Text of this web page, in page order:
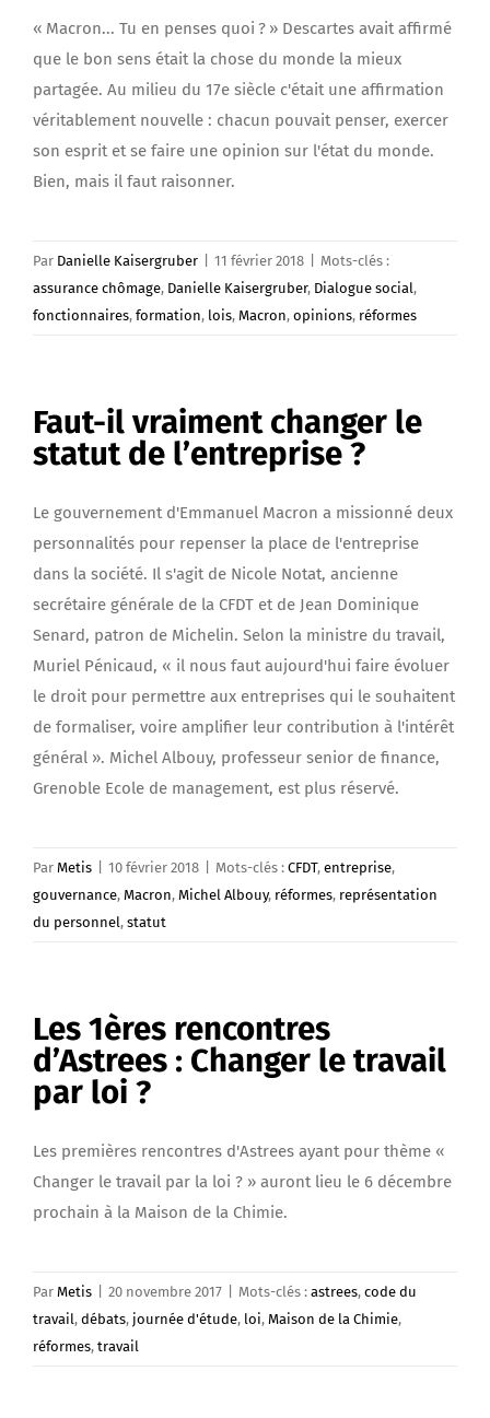
« Macron... Tu en penses quoi ? » Descartes avait affirmé
que le bon sens était la chose du monde la mieux
partagée. Au milieu du 17e siècle c'était une affirmation
véritablement nouvelle : chacun pouvait penser, exercer
son esprit et se faire une opinion sur l'état du monde.
Bien, mais il faut raisonner.
Par Danielle Kaisergruber 11 février 2018
Mots-clés :
assurance chômage, Danielle Kaisergruber, Dialogue social,
fonctionnaires, formation, lois, Macron, opinions, réformes
Faut-il vraiment changer le
statut de l’entreprise ?
Le gouvernement d'Emmanuel Macron a missionné deux
personnalités pour repenser la place de l'entreprise
dans la société. Il s'agit de Nicole Notat, ancienne
secrétaire générale de la CFDT et de Jean Dominique
Senard, patron de Michelin. Selon la ministre du travail,
Muriel Pénicaud, « il nous faut aujourd'hui faire évoluer
le droit pour permettre aux entreprises qui le souhaitent
de formaliser, voire amplifier leur contribution à l'intérêt
général ». Michel Albouy, professeur senior de finance,
Grenoble Ecole de management, est plus réservé.
Par Metis 10 février 2018 Mots-clés : CFDT, entreprise,
gouvernance, Macron, Michel Albouy, réformes, représentation
du personnel, statut
Les 1ères rencontres
d’Astrees : Changer le travail
par loi ?
Les premières rencontres d'Astrees ayant pour thème «
Changer le travail par la loi ? » auront lieu le 6 décembre
prochain à la Maison de la Chimie.
Par Metis 20 novembre 2017 Mots-clés : astrees, code du
travail, débats, journée d'étude, loi, Maison de la Chimie,
réformes, travail